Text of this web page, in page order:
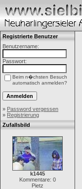
Registrierte Benutzer
Benutzername:
Passwort:
Beim n�chsten Besuch
automatisch anmelden?
» Password vergessen
» Registrierung
Zufallsbild
k1445
Kommentare: 0
Pietz